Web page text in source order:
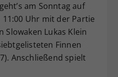
am Sonntag auf
Uhr mit der Partie
Lukas Klein
Finnen
Anschließend spielt